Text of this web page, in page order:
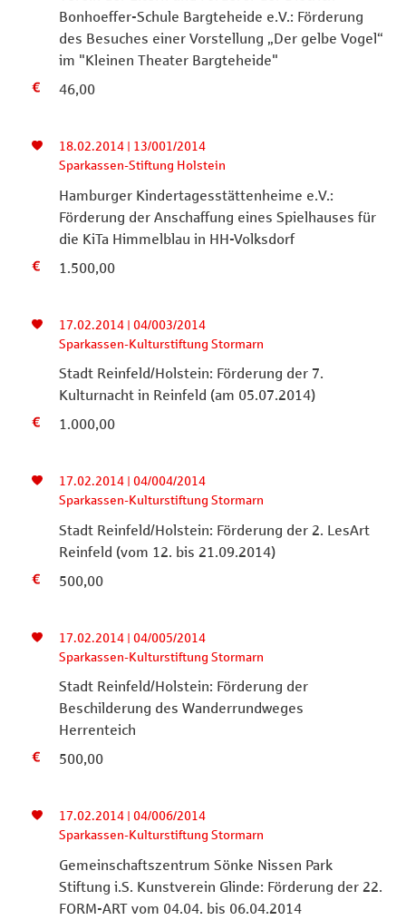
Bonhoeffer-Schule Bargteheide e.V.: Förderung
des Besuches einer Vorstellung „Der gelbe Vogel“
im "Kleinen Theater Bargteheide"
46,00
18.02.2014 | 13/001/2014
Sparkassen-Stiftung Holstein
Hamburger Kindertagesstättenheime e.V.:
Förderung der Anschaffung eines Spielhauses für
die KiTa Himmelblau in HH-Volksdorf
1.500,00
17.02.2014 | 04/003/2014
Sparkassen-Kulturstiftung Stormarn
Stadt Reinfeld/Holstein: Förderung der 7.
Kulturnacht in Reinfeld (am 05.07.2014)
1.000,00
17.02.2014 | 04/004/2014
Sparkassen-Kulturstiftung Stormarn
Stadt Reinfeld/Holstein: Förderung der 2. LesArt
Reinfeld (vom 12. bis 21.09.2014)
500,00
17.02.2014 | 04/005/2014
Sparkassen-Kulturstiftung Stormarn
Stadt Reinfeld/Holstein: Förderung der
Beschilderung des Wanderrundweges
Herrenteich
500,00
17.02.2014 | 04/006/2014
Sparkassen-Kulturstiftung Stormarn
Gemeinschaftszentrum Sönke Nissen Park
Stiftung i.S. Kunstverein Glinde: Förderung der 22.
FORM-ART vom 04.04. bis 06.04.2014